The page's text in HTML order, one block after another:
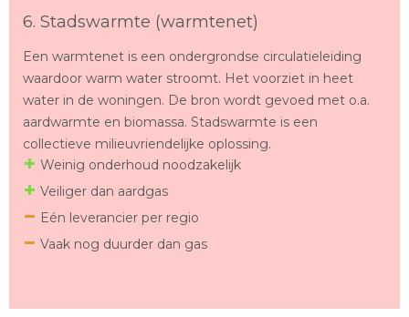
6. Stadswarmte (warmtenet)
Een warmtenet is een ondergrondse circulatieleiding
waardoor warm water stroomt. Het voorziet in heet
water in de woningen. De bron wordt gevoed met o.a.
aardwarmte en biomassa. Stadswarmte is een
collectieve milieuvriendelijke oplossing.
Weinig onderhoud noodzakelijk
Veiliger dan aardgas
Eén leverancier per regio
Vaak nog duurder dan gas